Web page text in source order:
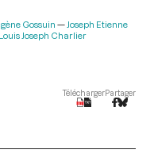
Gossuin
Joseph Etienne
Louis Joseph Charlier
TéléchargerPartager